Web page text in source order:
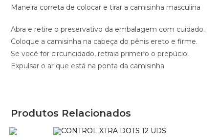
Maneira correta de colocar e tirar a camisinha masculina
Abra e retire o preservativo da embalagem com cuidado.
Coloque a camisinha na cabeça do pênis ereto e firme.
Se você for circuncidado, retraia primeiro o prepúcio.
Expulsar o ar que está na ponta da camisinha
Produtos Relacionados